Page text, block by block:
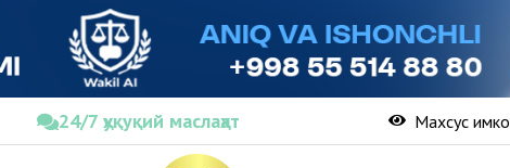
24/7 ҳуқуқий маслаҳат Махсус